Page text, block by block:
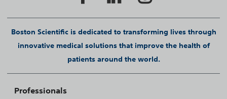
Boston Scientific is dedicated to transforming lives through
innovative medical solutions that improve the health of
patients around the world.
Professionals